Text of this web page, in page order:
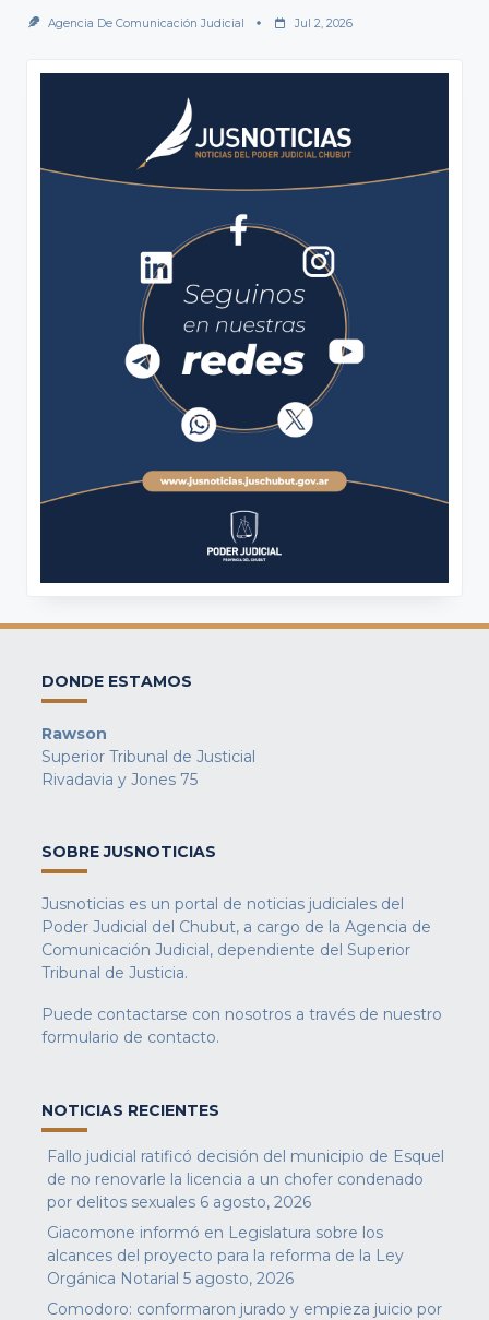
Agencia De Comunicación Judicial Jul 2, 2026
DONDE ESTAMOS
Rawson
Superior Tribunal de Justicial
Rivadavia y Jones 75
SOBRE JUSNOTICIAS
Jusnoticias es un portal de noticias judiciales del
Poder Judicial del Chubut, a cargo de la Agencia de
Comunicación Judicial, dependiente del Superior
Tribunal de Justicia.
Puede contactarse con nosotros a través de nuestro
formulario de contacto.
NOTICIAS RECIENTES
Fallo judicial ratificó decisión del municipio de Esquel
de no renovarle la licencia a un chofer condenado
por delitos sexuales 6 agosto, 2026
Giacomone informó en Legislatura sobre los
alcances del proyecto para la reforma de la Ley
Orgánica Notarial 5 agosto, 2026
Comodoro: conformaron jurado y empieza juicio por